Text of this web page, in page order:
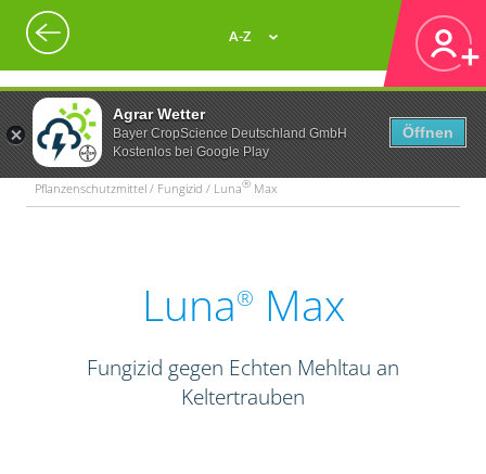
Agrar Wetter
Bayer CropScience Deutschland GmbH
Kostenlos bei Google Play
Öffnen
A-Z
Pflanzenschutzmittel / Fungizid / Luna® Max
Luna® Max
Fungizid gegen Echten Mehltau an
Keltertrauben